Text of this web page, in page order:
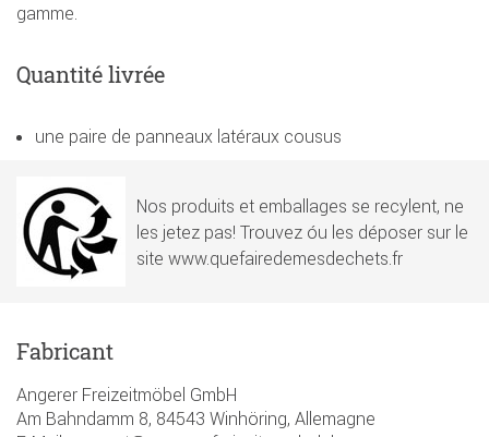
gamme.
Quantité livrée
une paire de panneaux latéraux cousus
Nos produits et emballages se recylent, ne
les jetez pas! Trouvez óu les déposer sur le
site www.quefairedemesdechets.fr
Fabricant
Angerer Freizeitmöbel GmbH
Am Bahndamm 8, 84543 Winhöring, Allemagne